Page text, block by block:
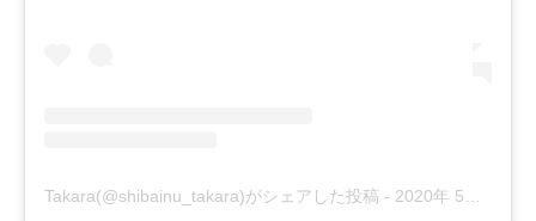
Takara(@shibainu_takara)がシェアした投稿 - 2020年 5月月7日午前5時05分PDT